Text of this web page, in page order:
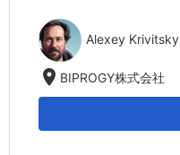
Alexey Krivitsky
location_on BIPROGY株式会社